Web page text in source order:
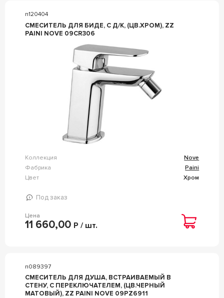
n120404
СМЕСИТЕЛЬ ДЛЯ БИДЕ, C Д/К, (ЦВ.ХРОМ), ZZ
PAINI NOVE 09CR306
Коллекция
Nove
Фабрика
Paini
Цвет
Хром
Под заказ
Цена
11 660,00 Р / шт.
n089397
СМЕСИТЕЛЬ ДЛЯ ДУША, ВСТРАИВАЕМЫЙ В
СТЕНУ, С ПЕРЕКЛЮЧАТЕЛЕМ, (ЦВ.ЧЕРНЫЙ
МАТОВЫЙ), ZZ PAINI NOVE 09PZ6911